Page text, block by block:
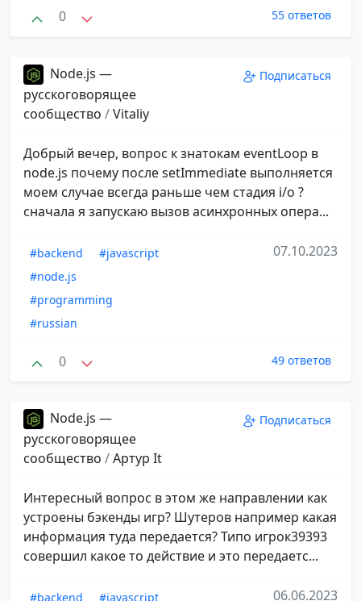
0 55 ответов
Node.js —
русскоговорящее
сообщество /Vitaliy
Подписаться
Добрый вечер, вопрос к знатокам eventLoop в
node.js почему после setImmediate выполняется
моем случае всегда раньше чем стадия i/o ?
сначала я запускаю вызов асинхронных опера...
#backend
#javascript
#node.js
#programming
#russian
07.10.2023
0 49 ответов
Node.js —
русскоговорящее
сообщество /Aртур It
Подписаться
Интересный вопрос в этом же направлении как
устроены бэкенды игр? Шутеров например какая
информация туда передается? Типо игрок39393
совершил какое то действие и это передаетс...
#backend #javascript 06.06.2023